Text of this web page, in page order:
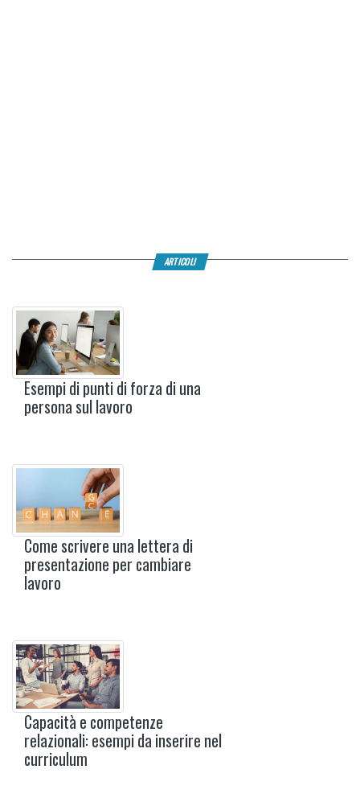
ARTICOLI
Esempi di punti di forza di una
persona sul lavoro
Come scrivere una lettera di
presentazione per cambiare
lavoro
Capacità e competenze
relazionali: esempi da inserire nel
curriculum